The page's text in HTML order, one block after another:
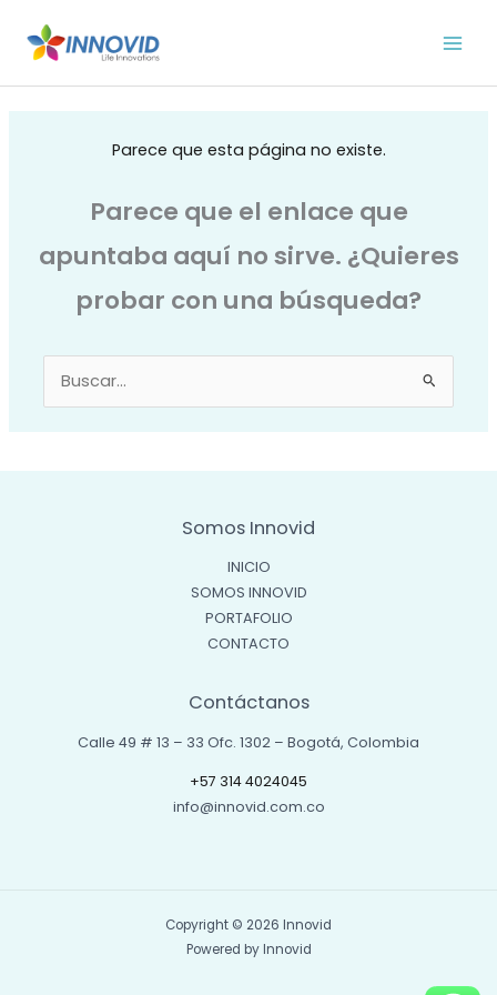
Parece que esta página no existe.
Parece que el enlace que
apuntaba aquí no sirve. ¿Quieres
probar con una búsqueda?
Buscar
por:
Somos Innovid
INICIO
SOMOS INNOVID
PORTAFOLIO
CONTACTO
Contáctanos
Calle 49 # 13 – 33 Ofc. 1302 – Bogotá, Colombia
+57 314 4024045
info@innovid.com.co
Copyright © 2026 Innovid
Powered by Innovid